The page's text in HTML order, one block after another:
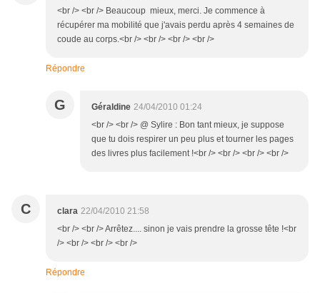
<br /> <br /> Beaucoup mieux, merci. Je commence à
récupérer ma mobilité que j'avais perdu après 4 semaines de
coude au corps.<br /> <br /> <br /> <br />
Répondre
G Géraldine 24/04/2010 01:24
<br /> <br /> @ Sylire : Bon tant mieux, je suppose
que tu dois respirer un peu plus et tourner les pages
des livres plus facilement !<br /> <br /> <br /> <br />
C clara 22/04/2010 21:58
<br /> <br /> Arrêtez.... sinon je vais prendre la grosse tête !<br
/> <br /> <br /> <br />
Répondre